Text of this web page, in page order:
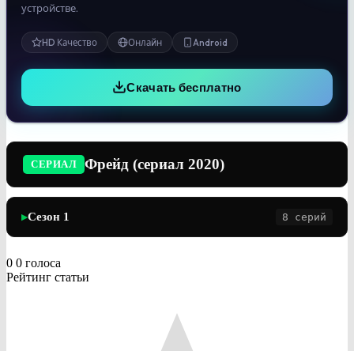
устройстве.
HD Качество Онлайн Android
Скачать бесплатно
СЕРИАЛ Фрейд (сериал 2020)
▶Сезон 1 8 серий
0 0 голоса
Рейтинг статьи